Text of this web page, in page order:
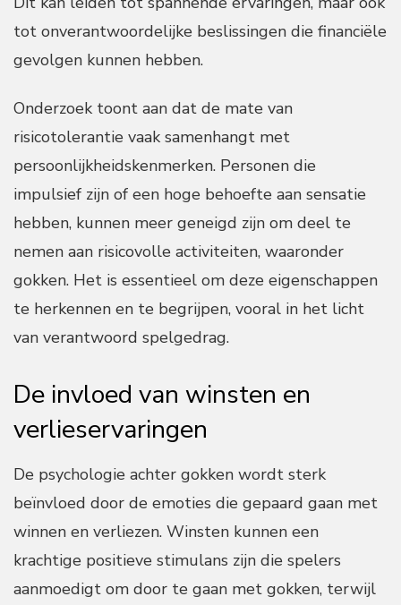
tot onverantwoordelijke beslissingen die financiële
gevolgen kunnen hebben.
Onderzoek toont aan dat de mate van
risicotolerantie vaak samenhangt met
persoonlijkheidskenmerken. Personen die
impulsief zijn of een hoge behoefte aan sensatie
hebben, kunnen meer geneigd zijn om deel te
nemen aan risicovolle activiteiten, waaronder
gokken. Het is essentieel om deze eigenschappen
te herkennen en te begrijpen, vooral in het licht
van verantwoord spelgedrag.
De invloed van winsten en
verlieservaringen
De psychologie achter gokken wordt sterk
beïnvloed door de emoties die gepaard gaan met
winnen en verliezen. Winsten kunnen een
krachtige positieve stimulans zijn die spelers
aanmoedigt om door te gaan met gokken, terwijl